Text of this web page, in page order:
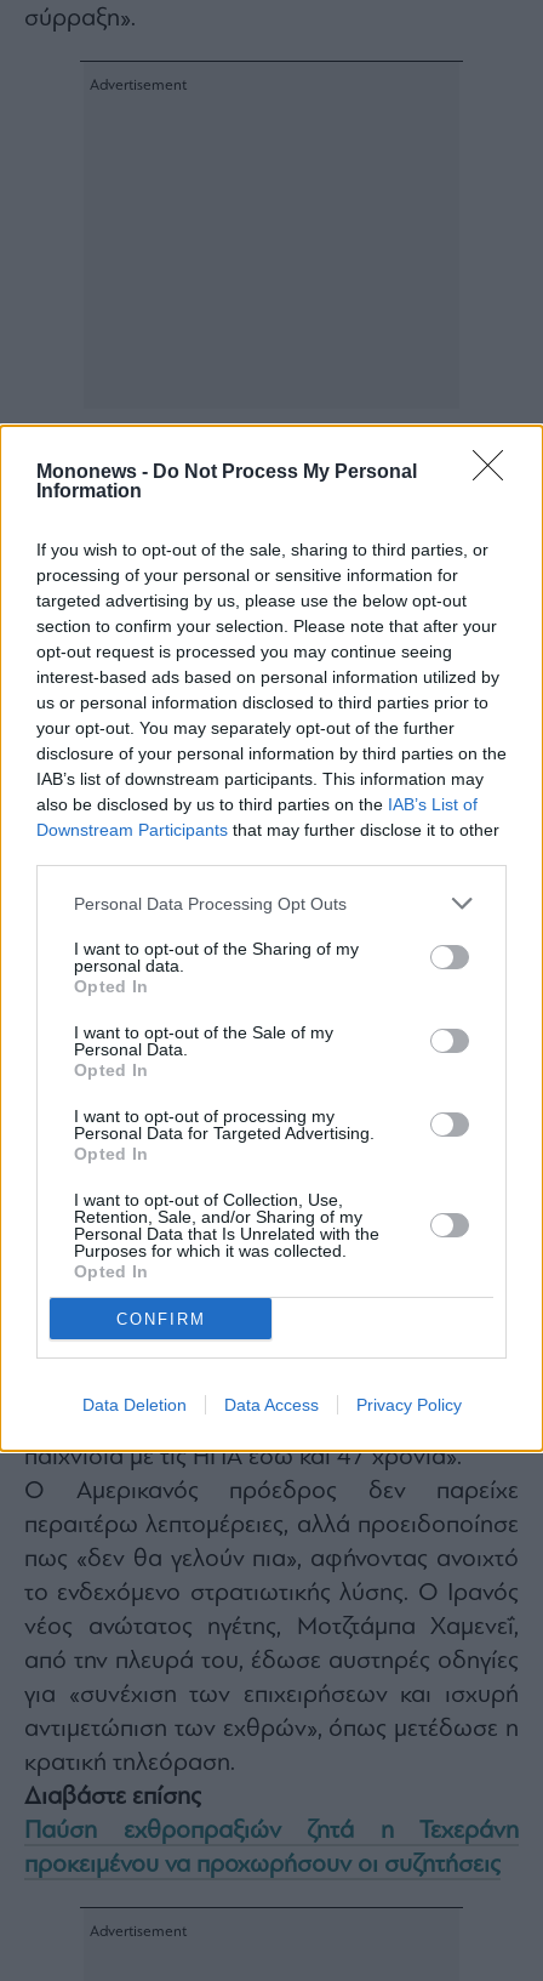
Mononews - Do Not Process My Personal
Information
If you wish to opt-out of the sale, sharing to third parties, or
processing of your personal or sensitive information for
targeted advertising by us, please use the below opt-out
section to confirm your selection. Please note that after your
opt-out request is processed you may continue seeing
interest-based ads based on personal information utilized by
us or personal information disclosed to third parties prior to
your opt-out. You may separately opt-out of the further
disclosure of your personal information by third parties on the
IAB’s list of downstream participants. This information may
also be disclosed by us to third parties on the IAB’s List of
Downstream Participants that may further disclose it to other
Personal Data Processing Opt Outs
I want to opt-out of the Sharing of my
personal data.
Opted In
I want to opt-out of the Sale of my
Personal Data.
Opted In
I want to opt-out of processing my
Personal Data for Targeted Advertising.
Opted In
I want to opt-out of Collection, Use,
Retention, Sale, and/or Sharing of my
Personal Data that Is Unrelated with the
Purposes for which it was collected.
Opted In
CONFIRM
Data Deletion Data Access Privacy Policy
σύρραξη».
Η απάντηση της Τεχεράνης και το
Στο τελευταίο αμερικανικό σχέδιο για
απάντησε μέσω Πακισταν ζητώντας
«πολεμικές αποζημιώσεις από τις ΗΠΑ, πλήρη
ιρανική κυριαρχία επί των Στενών του Ορμούζ
και τερματισμό των κυρώσεων». Παράλληλα,
δεσμευμένων περιουσιακών στοιχείων του
Ιράν και στον τερματισμό του πολέμου σε όλα
τα μέτωπα, συμπεριλαμβανομένου του
Λιβάνου. Η απάντηση αυτή χαρακτηρίστηκε
«εντελώς απαράδεκτη» από τον Ντόναλντ
Τραμπ, ο οποίος σε ανάρτησή του στο Truth
παιχνίδια με τις ΗΠΑ εδώ και 47 χρόνια».
Ο Αμερικανός πρόεδρος δεν παρείχε
περαιτέρω λεπτομέρειες, αλλά προειδοποίησε
πως «δεν θα γελούν πια», αφήνοντας ανοιχτό
το ενδεχόμενο στρατιωτικής λύσης. Ο Ιρανός
νέος ανώτατος ηγέτης, Μοτζτάμπα Χαμενεΐ,
από την πλευρά του, έδωσε αυστηρές οδηγίες
για «συνέχιση των επιχειρήσεων και ισχυρή
αντιμετώπιση των εχθρών», όπως μετέδωσε η
κρατική τηλεόραση.
Διαβάστε επίσης
Παύση εχθροπραξιών ζητά η Τεχεράνη
προκειμένου να προχωρήσουν οι συζητήσεις